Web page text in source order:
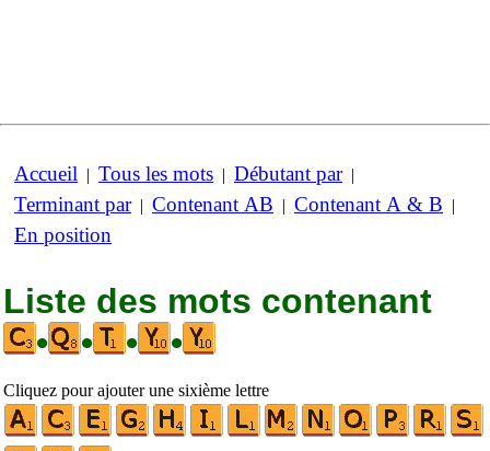
Accueil | Tous les mots | Débutant par|
Terminant par| Contenant AB | Contenant A & B |
En position
Liste des mots contenant
•
• • •
Cliquez pour ajouter une sixième lettre